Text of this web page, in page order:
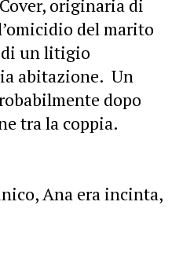
originaria di
del marito
un litigio
abitazione. Un
dopo
tra la coppia.
Ana era incinta,